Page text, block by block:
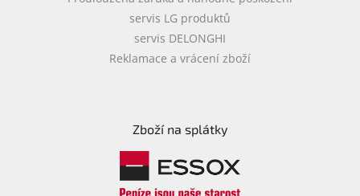
servis LG produktů
servis DELONGHI
Reklamace a vrácení zboží
Zboží na splátky